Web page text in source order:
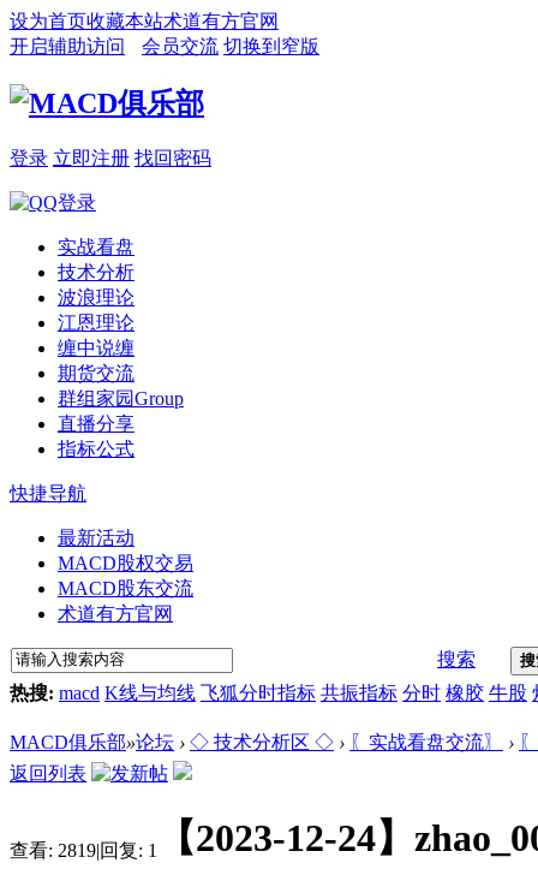
设为首页收藏本站术道有方官网
开启辅助访问
会员交流 切换到窄版
登录 立即注册 找回密码
实战看盘
技术分析
波浪理论
江恩理论
缠中说缠
期货交流
群组家园Group
直播分享
指标公式
快捷导航
最新活动
MACD股权交易
MACD股东交流
术道有方官网
搜索
热搜: macd K线与均线 飞狐分时指标 共振指标 分时 橡胶 牛股
MACD俱乐部»论坛 › ◇ 技术分析区 ◇ › 〖实战看盘交流〗 ›
返回列表
查看: 2819|回复: 1 【2023-12-24】